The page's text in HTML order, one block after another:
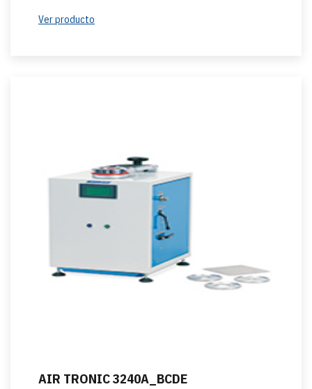
Ver producto
AIR TRONIC 3240A_BCDE